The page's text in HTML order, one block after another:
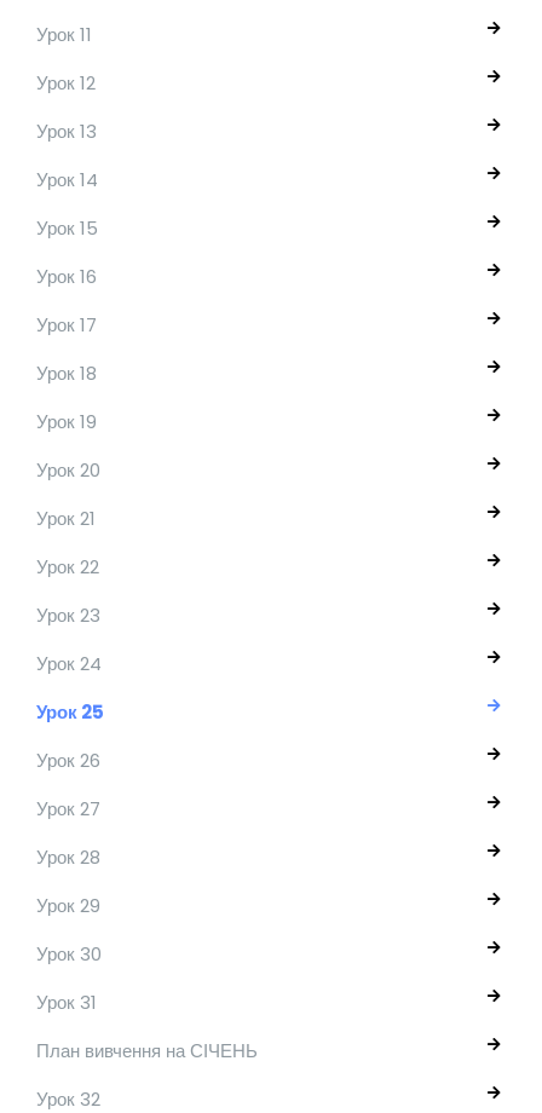
Урок 11
Урок 12
Урок 13
Урок 14
Урок 15
Урок 16
Урок 17
Урок 18
Урок 19
Урок 20
Урок 21
Урок 22
Урок 23
Урок 24
Урок 25
Урок 26
Урок 27
Урок 28
Урок 29
Урок 30
Урок 31
План вивчення на СІЧЕНЬ
Урок 32